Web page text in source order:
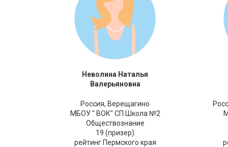
Неволина Наталья
Валерьяновна
Россия, Верещагино
МБОУ " ВОК" СП Школа №2
Обществознание
19 (призер)
рейтинг Пермского края